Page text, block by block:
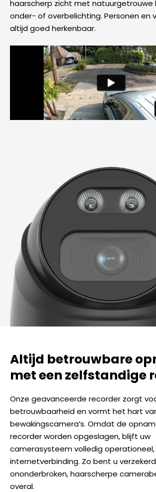
haarscherp zicht met natuurgetrouwe
onder- of overbelichting. Personen en
altijd goed herkenbaar.
Altijd betrouwbare
met een zelfstandige
Onze geavanceerde recorder zorgt
betrouwbaarheid en vormt het hart
bewakingscamera’s. Omdat de
recorder worden opgeslagen, blijft uw
camerasysteem volledig
internetverbinding. Zo bent u
ononderbroken, haarscherpe
overal.